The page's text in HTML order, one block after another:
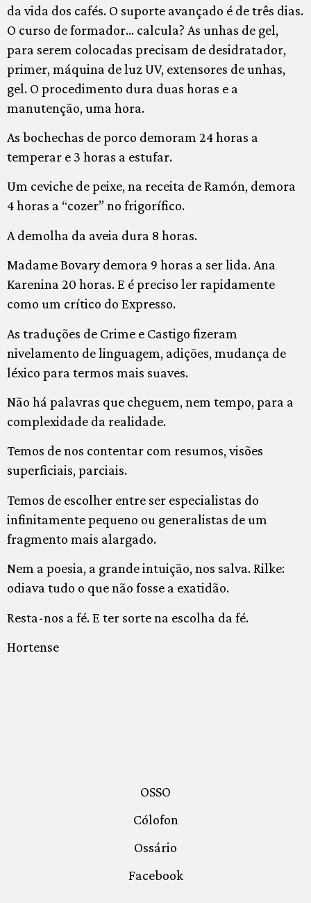
da vida dos cafés. O suporte avançado é de três dias.
O curso de formador… calcula? As unhas de gel,
para serem colocadas precisam de desidratador,
primer, máquina de luz UV, extensores de unhas,
gel. O procedimento dura duas horas e a
manutenção, uma hora.
As bochechas de porco demoram 24 horas a
temperar e 3 horas a estufar.
Um ceviche de peixe, na receita de Ramón, demora
4 horas a “cozer” no frigorífico.
A demolha da aveia dura 8 horas.
Madame Bovary demora 9 horas a ser lida. Ana
Karenina 20 horas. E é preciso ler rapidamente
como um crítico do Expresso.
As traduções de Crime e Castigo fizeram
nivelamento de linguagem, adições, mudança de
léxico para termos mais suaves.
Não há palavras que cheguem, nem tempo, para a
complexidade da realidade.
Temos de nos contentar com resumos, visões
superficiais, parciais.
Temos de escolher entre ser especialistas do
infinitamente pequeno ou generalistas de um
fragmento mais alargado.
Nem a poesia, a grande intuição, nos salva. Rilke:
odiava tudo o que não fosse a exatidão.
Resta-nos a fé. E ter sorte na escolha da fé.
Hortense
OSSO
Cólofon
Ossário
Facebook